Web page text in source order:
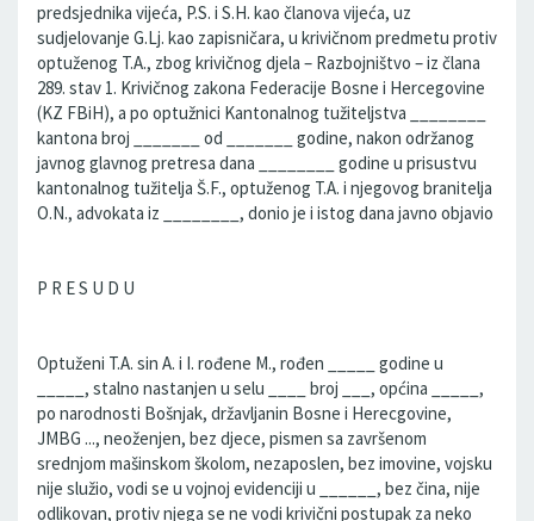
predsjednika vijeća, P.S. i S.H. kao članova vijeća, uz
sudjelovanje G.Lj. kao zapisničara, u krivičnom predmetu protiv
optuženog T.A., zbog krivičnog djela – Razbojništvo – iz člana
289. stav 1. Krivičnog zakona Federacije Bosne i Hercegovine
(KZ FBiH), a po optužnici Kantonalnog tužiteljstva ________
kantona broj _______ od _______ godine, nakon održanog
javnog glavnog pretresa dana ________ godine u prisustvu
kantonalnog tužitelja Š.F., optuženog T.A. i njegovog branitelja
O.N., advokata iz ________, donio je i istog dana javno objavio
P R E S U D U
Optuženi T.A. sin A. i I. rođene M., rođen _____ godine u
_____, stalno nastanjen u selu ____ broj ___, općina _____,
po narodnosti Bošnjak, državljanin Bosne i Herecgovine,
JMBG ..., neoženjen, bez djece, pismen sa završenom
srednjom mašinskom školom, nezaposlen, bez imovine, vojsku
nije služio, vodi se u vojnoj evidenciji u ______, bez čina, nije
odlikovan, protiv njega se ne vodi krivični postupak za neko